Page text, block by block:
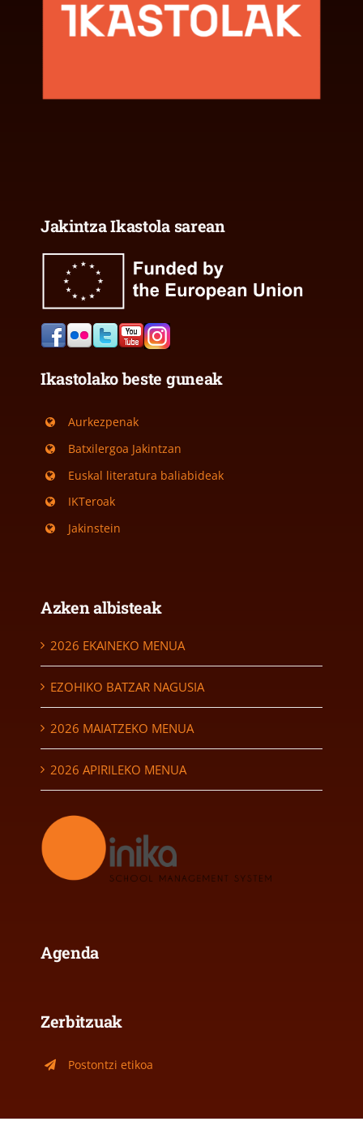
Jakintza Ikastola sarean
Ikastolako beste guneak
Aurkezpenak
Batxilergoa Jakintzan
Euskal literatura baliabideak
IKTeroak
Jakinstein
Azken albisteak
2026 EKAINEKO MENUA
EZOHIKO BATZAR NAGUSIA
2026 MAIATZEKO MENUA
2026 APIRILEKO MENUA
Agenda
Zerbitzuak
Postontzi etikoa